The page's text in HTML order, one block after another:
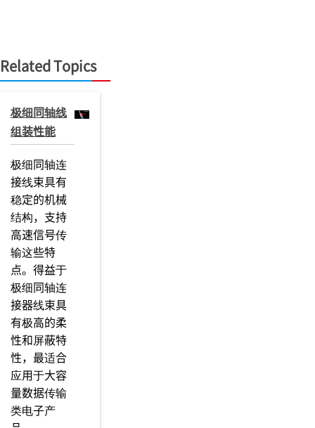
Related Topics
极细同轴线
组装性能
极细同轴连
接线束具有
稳定的机械
结构，支持
高速信号传
输这些特
点。得益于
极细同轴连
接器线束具
有极高的柔
性和屏蔽特
性，最适合
应用于大容
量数据传输
类电子产